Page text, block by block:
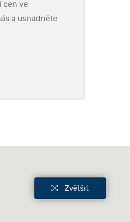
cen ve
a usnadněte
Zvětšit